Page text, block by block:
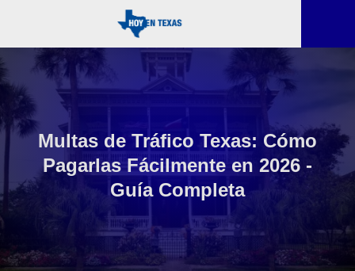
Multas de Tráfico Texas: Cómo
Pagarlas Fácilmente en 2026 -
Guía Completa